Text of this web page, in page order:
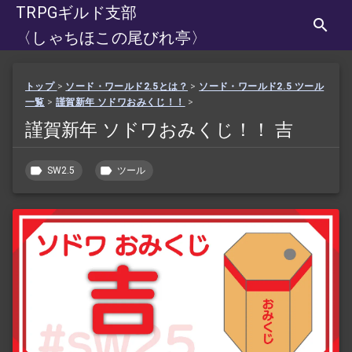
TRPGギルド支部
〈しゃちほこの尾びれ亭〉
トップ > ソード・ワールド2.5とは？ > ソード・ワールド2.5 ツール
一覧 >謹賀新年 ソドワおみくじ！！ >
謹賀新年 ソドワおみくじ！！ 吉
SW2.5 ツール